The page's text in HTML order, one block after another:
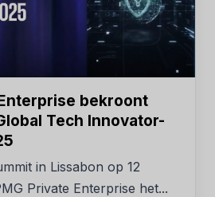
bekroont
Tech Innovator-
in Lissabon op 12
Private Enterprise het...